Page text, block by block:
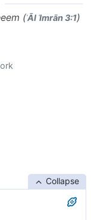
(ʾĀl ʿImrān 3:1)
Collapse